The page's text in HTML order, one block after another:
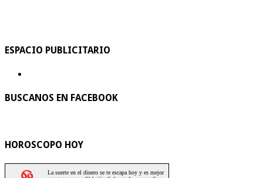
ESPACIO PUBLICITARIO
BUSCANOS EN FACEBOOK
HOROSCOPO HOY